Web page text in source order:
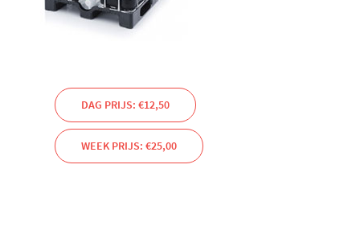
DAG PRIJS: €12,50
WEEK PRIJS: €25,00